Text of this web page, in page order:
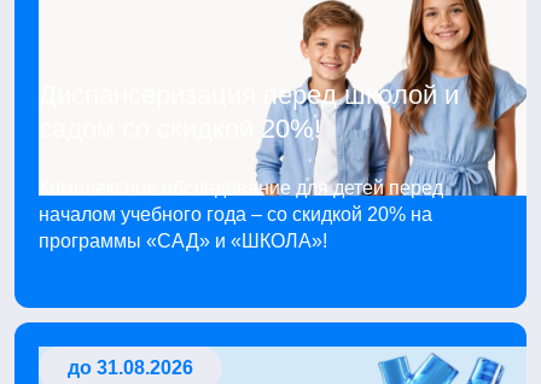
Диспансеризация перед школой и
садом со скидкой 20%!
Комплексное обследование для детей перед
началом учебного года – со скидкой 20% на
программы «САД» и «ШКОЛА»!
до 31.08.2026